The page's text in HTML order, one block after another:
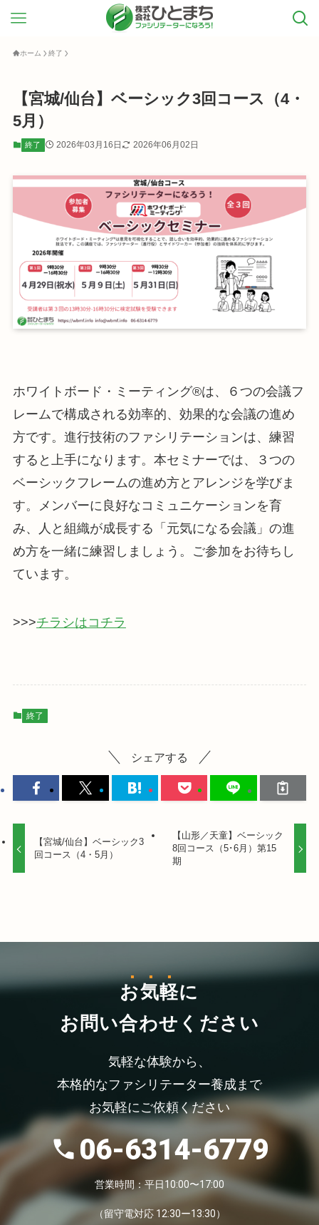
ホーム 終了
【宮城/仙台】ベーシック3回コース（4・
5月）
終了 2026年03月16日 2026年06月02日
ホワイトボード・ミーティング®は、６つの会議フ
レームで構成される効率的、効果的な会議の進め
方です。進行技術のファシリテーションは、練習
すると上手になります。本セミナーでは、３つの
ベーシックフレームの進め方とアレンジを学びま
す。メンバーに良好なコミュニケーションを育
み、人と組織が成長する「元気になる会議」の進
め方を一緒に練習しましょう。ご参加をお待ちし
ています。
>>>チラシはコチラ
終了
シェアする
【宮城/仙台】ベーシック3
回コース（4・5月）
【山形／天童】ベーシック
8回コース（5･6月）第15
期
お気軽に
お問い合わせください
気軽な体験から、
本格的なファシリテーター養成まで
お気軽にご依頼ください
06-6314-6779
営業時間：平日10:00〜17:00
（留守電対応 12:30ー13:30）